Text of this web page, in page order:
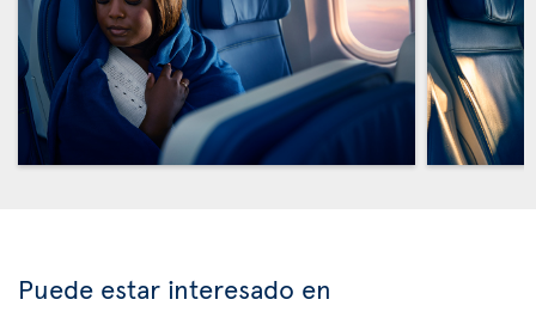
Puede estar interesado en